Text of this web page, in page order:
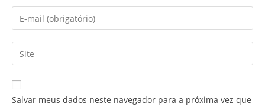
nome
ou
nome
de
comentar
Digite
seu
endereço
de
mail
Digite
o
URL
do
Salvar meus dados neste navegador para a próxima vez que